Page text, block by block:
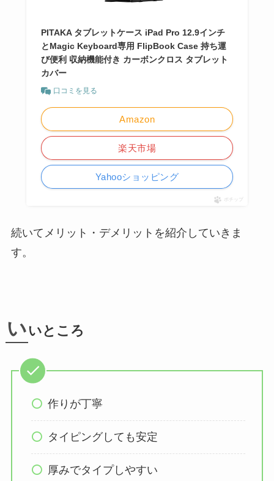
PITAKA タブレットケース iPad Pro 12.9インチ
とMagic Keyboard専用 FlipBook Case 持ち運
び便利 収納機能付き カーボンクロス タブレット
カバー
口コミを見る
Amazon
楽天市場
Yahooショッピング
ポチップ
続いてメリット・デメリットを紹介していきま
す。
い いところ
作りが丁寧
タイピングしても安定
厚みでタイプしやすい